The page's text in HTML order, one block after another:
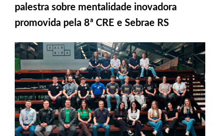
palestra sobre mentalidade inovadora
promovida pela 8ª CRE e Sebrae RS